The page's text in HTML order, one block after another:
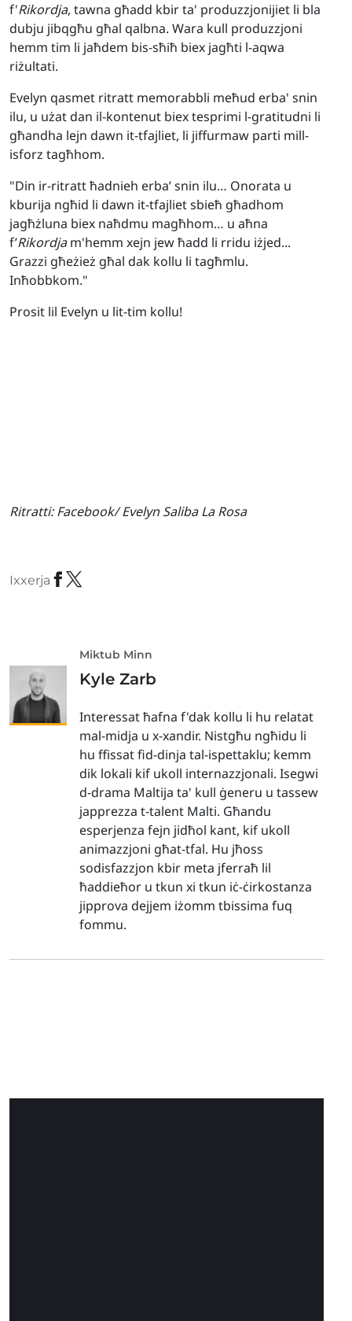
f'Rikordja, tawna għadd kbir ta' produzzjonijiet li bla
dubju jibqgħu għal qalbna. Wara kull produzzjoni
hemm tim li jaħdem bis-sħiħ biex jagħti l-aqwa
riżultati.
Evelyn qasmet ritratt memorabbli meħud erba' snin
ilu, u użat dan il-kontenut biex tesprimi l-gratitudni li
għandha lejn dawn it-tfajliet, li jiffurmaw parti mill-
isforz tagħhom.
"Din ir-ritratt ħadnieh erba’ snin ilu… Onorata u
kburija ngħid li dawn it-tfajliet sbieħ għadhom
jagħżluna biex naħdmu magħhom… u aħna
f’Rikordjam'hemm xejn jew ħadd li rridu iżjed...
Grazzi għeżież għal dak kollu li tagħmlu.
Inħobbkom."
Prosit lil Evelyn u lit-tim kollu!
Ritratti: Facebook/ Evelyn Saliba La Rosa
Ixxerja
Miktub Minn
Kyle Zarb
Interessat ħafna f'dak kollu li hu relatat
mal-midja u x-xandir. Nistgħu ngħidu li
hu ffissat fid-dinja tal-ispettaklu; kemm
dik lokali kif ukoll internazzjonali. Isegwi
d-drama Maltija ta' kull ġeneru u tassew
japprezza t-talent Malti. Għandu
esperjenza fejn jidħol kant, kif ukoll
animazzjoni għat-tfal. Hu jħoss
sodisfazzjon kbir meta jferraħ lil
ħaddieħor u tkun xi tkun iċ-ċirkostanza
jipprova dejjem iżomm tbissima fuq
fommu.